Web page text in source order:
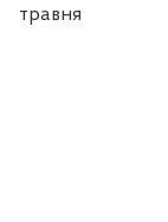
травня